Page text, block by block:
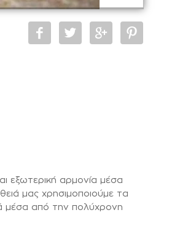
εξωτερική αρμονία μέσα
μας χρησιμοποιούμε τα
μέσα από την πολύχρονη